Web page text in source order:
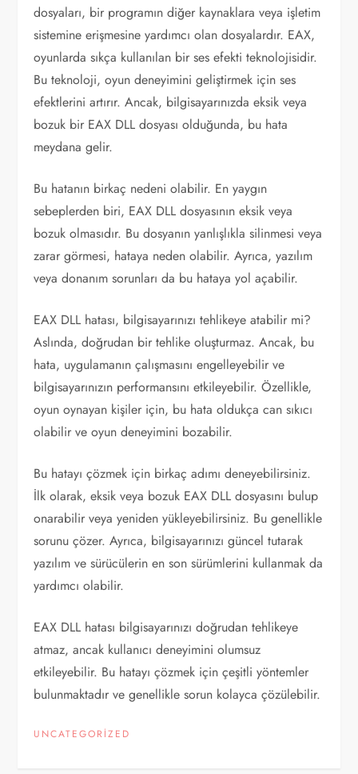
dosyaları, bir programın diğer kaynaklara veya işletim
sistemine erişmesine yardımcı olan dosyalardır. EAX,
oyunlarda sıkça kullanılan bir ses efekti teknolojisidir.
Bu teknoloji, oyun deneyimini geliştirmek için ses
efektlerini artırır. Ancak, bilgisayarınızda eksik veya
bozuk bir EAX DLL dosyası olduğunda, bu hata
meydana gelir.
Bu hatanın birkaç nedeni olabilir. En yaygın
sebeplerden biri, EAX DLL dosyasının eksik veya
bozuk olmasıdır. Bu dosyanın yanlışlıkla silinmesi veya
zarar görmesi, hataya neden olabilir. Ayrıca, yazılım
veya donanım sorunları da bu hataya yol açabilir.
EAX DLL hatası, bilgisayarınızı tehlikeye atabilir mi?
Aslında, doğrudan bir tehlike oluşturmaz. Ancak, bu
hata, uygulamanın çalışmasını engelleyebilir ve
bilgisayarınızın performansını etkileyebilir. Özellikle,
oyun oynayan kişiler için, bu hata oldukça can sıkıcı
olabilir ve oyun deneyimini bozabilir.
Bu hatayı çözmek için birkaç adımı deneyebilirsiniz.
İlk olarak, eksik veya bozuk EAX DLL dosyasını bulup
onarabilir veya yeniden yükleyebilirsiniz. Bu genellikle
sorunu çözer. Ayrıca, bilgisayarınızı güncel tutarak
yazılım ve sürücülerin en son sürümlerini kullanmak da
yardımcı olabilir.
EAX DLL hatası bilgisayarınızı doğrudan tehlikeye
atmaz, ancak kullanıcı deneyimini olumsuz
etkileyebilir. Bu hatayı çözmek için çeşitli yöntemler
bulunmaktadır ve genellikle sorun kolayca çözülebilir.
UNCATEGORIZED